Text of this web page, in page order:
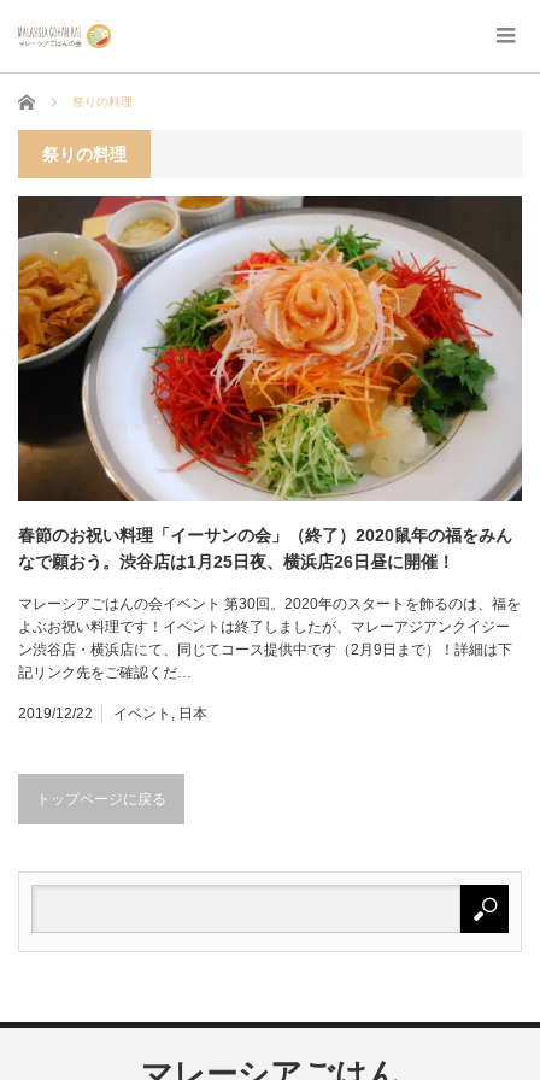
ホーム 祭りの料理
祭りの料理
春節のお祝い料理「イーサンの会」（終了）2020鼠年の福をみん
なで願おう。渋谷店は1月25日夜、横浜店26日昼に開催！
マレーシアごはんの会イベント 第30回。2020年のスタートを飾るのは、福を
よぶお祝い料理です！イベントは終了しましたが、マレーアジアンクイジー
ン渋谷店・横浜店にて、同じてコース提供中です（2月9日まで）！詳細は下
記リンク先をご確認くだ…
2019/12/22 イベント , 日本
トップページに戻る